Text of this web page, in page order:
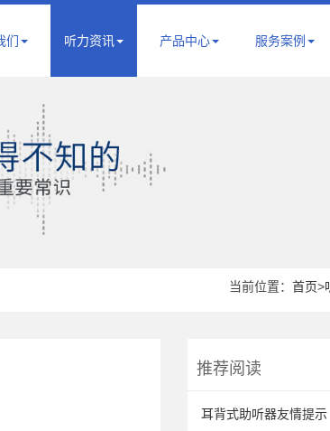
们 听力资讯 产品中心 服务案例
当前位置： 首页>
推荐阅读
耳背式助听器友情提示